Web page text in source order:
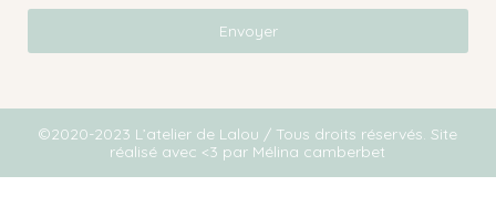
Envoyer
©2020-2023 L’atelier de Lalou / Tous droits réservés. Site
réalisé avec <3 par Mélina camberbet